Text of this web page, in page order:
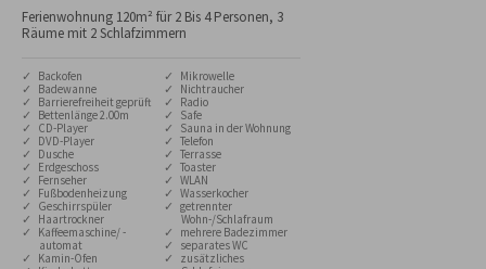
Ferienwohnung 120m² für 2 Bis 4 Personen, 3
Räume mit 2 Schlafzimmern
✓ Backofen
✓ Badewanne
✓ Barrierefreiheit geprüft
✓ Bettenlänge 2.00m
✓ CD-Player
✓ DVD-Player
✓ Dusche
✓ Erdgeschoss
✓ Fernseher
✓ Fußbodenheizung
✓ Geschirrspüler
✓ Haartrockner
✓ Kaffeemaschine/ -
automat
✓ Kamin-Ofen
✓ Mikrowelle
✓ Nichtraucher
✓ Radio
✓ Safe
✓ Sauna in der Wohnung
✓ Telefon
✓ Terrasse
✓ Toaster
✓ WLAN
✓ Wasserkocher
✓ getrennter
Wohn-/Schlafraum
✓ mehrere Badezimmer
✓ separates WC
✓ zusätzliches